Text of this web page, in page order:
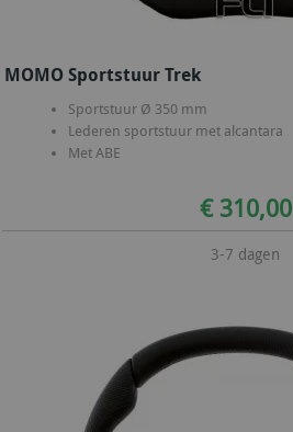
MOMO Sportstuur Trek
Sportstuur Ø 350 mm
Lederen sportstuur met alcantara
Met ABE
€ 310,00
3-7 dagen